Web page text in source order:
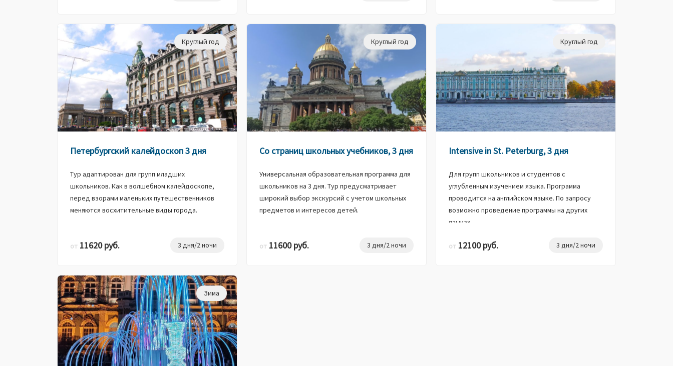
Круглый год
Петербургский калейдоскоп 3 дня
Тур адаптирован для групп младших
школьников. Как в волшебном калейдоскопе,
перед взорами маленьких путешественников
меняются восхитительные виды города.
от 11620 руб. 3 дня/2 ночи
Круглый год
Со страниц школьных учебников, 3 дня
Универсальная образовательная программа для
школьников на 3 дня. Тур предусматривает
широкий выбор экскурсий с учетом школьных
предметов и интересов детей.
от11600 руб. 3 дня/2 ночи
Круглый год
Intensive in St. Peterburg, 3 дня
Для групп школьников и студентов с
углубленным изучением языка. Программа
проводится на английском языке. По запросу
возможно проведение программы на других
языках.
от12100 руб. 3 дня/2 ночи
Зима